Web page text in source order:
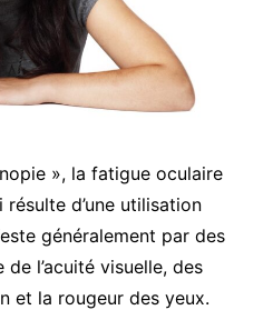
», la fatigue oculaire
d’une utilisation
généralement par des
l’acuité visuelle, des
et la rougeur des yeux.